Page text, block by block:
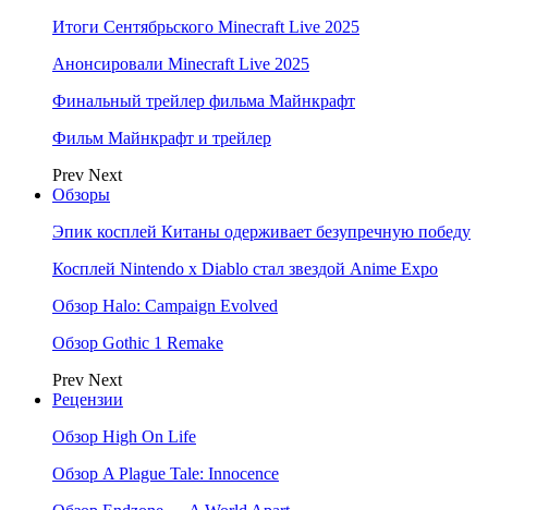
Итоги Сентябрьского Minecraft Live 2025
Анонсировали Minecraft Live 2025
Финальный трейлер фильма Майнкрафт
Фильм Майнкрафт и трейлер
Prev Next
Обзоры
Эпик косплей Китаны одерживает безупречную победу
Косплей Nintendo x Diablo стал звездой Anime Expo
Обзор Halo: Campaign Evolved
Обзор Gothic 1 Remake
Prev Next
Рецензии
Обзор High On Life
Обзор A Plague Tale: Innocence